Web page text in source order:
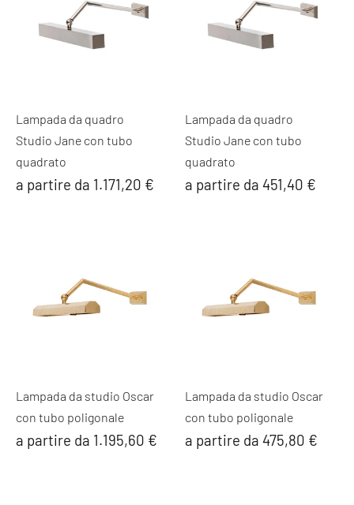
Lampada da quadro
Studio Jane con tubo
quadrato
a partire da 1.171,20 €
Lampada da quadro
Studio Jane con tubo
quadrato
a partire da 451,40 €
Lampada da studio Oscar
con tubo poligonale
a partire da 1.195,60 €
Lampada da studio Oscar
con tubo poligonale
a partire da 475,80 €